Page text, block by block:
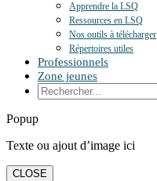
Apprendre la LSQ
Ressources en LSQ
Nos outils à télécharger
Répertoires utiles
Professionnels
Zone jeunes
Popup
Texte ou ajout d’image ici
CLOSE